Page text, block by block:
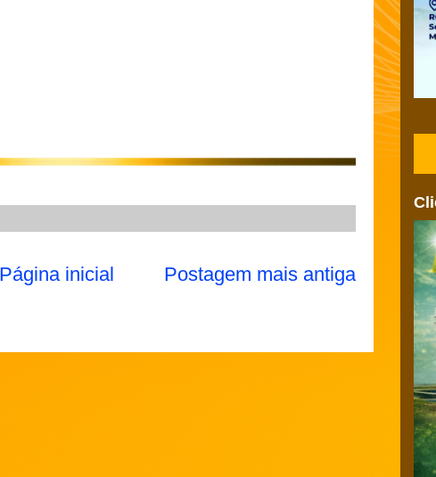
Postagem mais antiga
Página inicial